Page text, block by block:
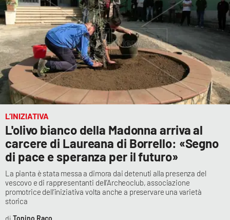
L’INIZIATIVA
L'olivo bianco della Madonna arriva al
carcere di Laureana di Borrello: «Segno
di pace e speranza per il futuro»
La pianta è stata messa a dimora dai detenuti alla presenza del
vescovo e di rappresentanti dell’Archeoclub, associazione
promotrice dell’iniziativa volta anche a preservare una varietà
storica